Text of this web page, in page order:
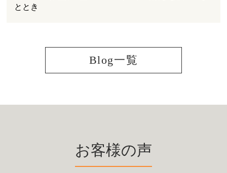
ととき
Blog一覧
お客様の声